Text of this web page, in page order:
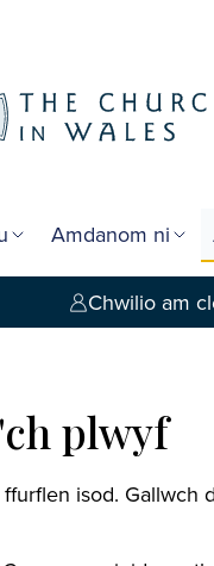
Amdanom ni
Chwilio am
plwyf
isod. Gallwch